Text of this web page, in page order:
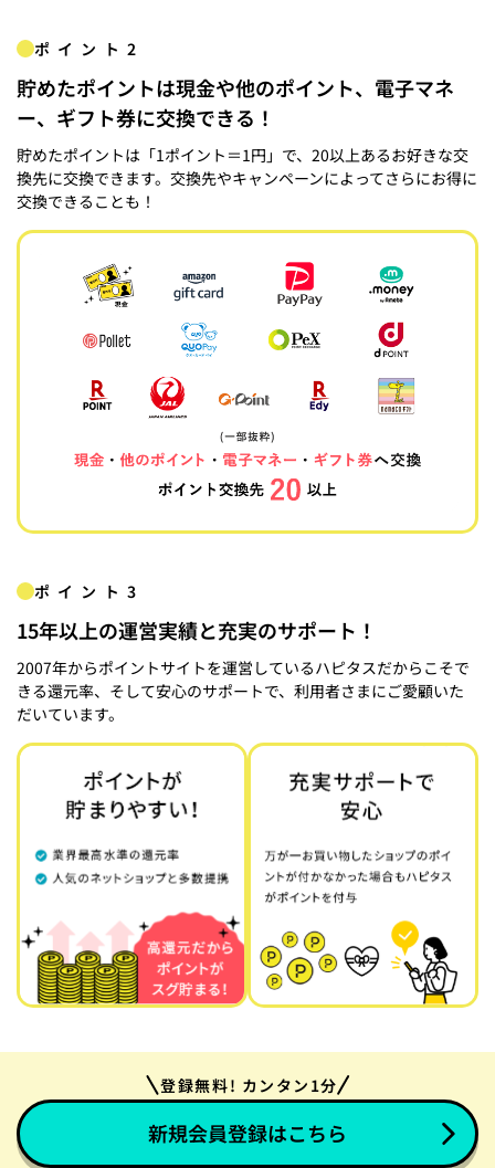
ポイント2
貯めたポイントは現金や他のポイント、電子マネ
ー、ギフト券に交換できる！
貯めたポイントは「1ポイント＝1円」で、20以上あるお好きな交
換先に交換できます。交換先やキャンペーンによってさらにお得に
交換できることも！
ポイント3
15年以上の運営実績と充実のサポート！
2007年からポイントサイトを運営しているハピタスだからこそで
きる還元率、そして安心のサポートで、利用者さまにご愛顧いた
だいています。
登録無料! カンタン1分
新規会員登録はこちら